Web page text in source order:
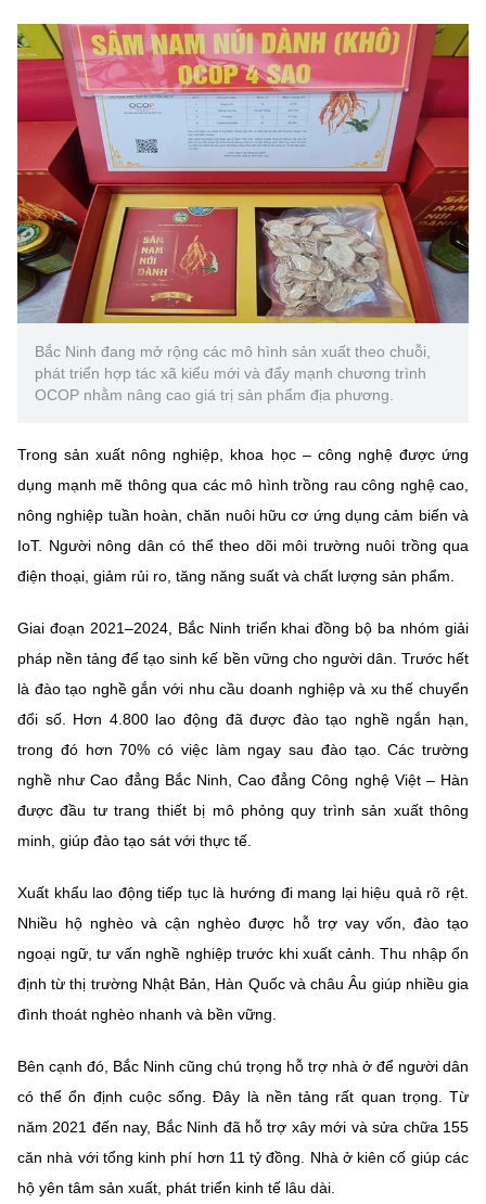
Bắc Ninh đang mở rộng các mô hình sản xuất theo chuỗi,
phát triển hợp tác xã kiểu mới và đẩy mạnh chương trình
OCOP nhằm nâng cao giá trị sản phẩm địa phương.
Trong sản xuất nông nghiệp, khoa học – công nghệ được ứng
dụng mạnh mẽ thông qua các mô hình trồng rau công nghệ cao,
nông nghiệp tuần hoàn, chăn nuôi hữu cơ ứng dụng cảm biến và
IoT. Người nông dân có thể theo dõi môi trường nuôi trồng qua
điện thoại, giảm rủi ro, tăng năng suất và chất lượng sản phẩm.
Giai đoạn 2021–2024, Bắc Ninh triển khai đồng bộ ba nhóm giải
pháp nền tảng để tạo sinh kế bền vững cho người dân. Trước hết
là đào tạo nghề gắn với nhu cầu doanh nghiệp và xu thế chuyển
đổi số. Hơn 4.800 lao động đã được đào tạo nghề ngắn hạn,
trong đó hơn 70% có việc làm ngay sau đào tạo. Các trường
nghề như Cao đẳng Bắc Ninh, Cao đẳng Công nghệ Việt – Hàn
được đầu tư trang thiết bị mô phỏng quy trình sản xuất thông
minh, giúp đào tạo sát với thực tế.
Xuất khẩu lao động tiếp tục là hướng đi mang lại hiệu quả rõ rệt.
Nhiều hộ nghèo và cận nghèo được hỗ trợ vay vốn, đào tạo
ngoại ngữ, tư vấn nghề nghiệp trước khi xuất cảnh. Thu nhập ổn
định từ thị trường Nhật Bản, Hàn Quốc và châu Âu giúp nhiều gia
đình thoát nghèo nhanh và bền vững.
Bên cạnh đó, Bắc Ninh cũng chú trọng hỗ trợ nhà ở để người dân
có thể ổn định cuộc sống. Đây là nền tảng rất quan trọng. Từ
năm 2021 đến nay, Bắc Ninh đã hỗ trợ xây mới và sửa chữa 155
căn nhà với tổng kinh phí hơn 11 tỷ đồng. Nhà ở kiên cố giúp các
hộ yên tâm sản xuất, phát triển kinh tế lâu dài.